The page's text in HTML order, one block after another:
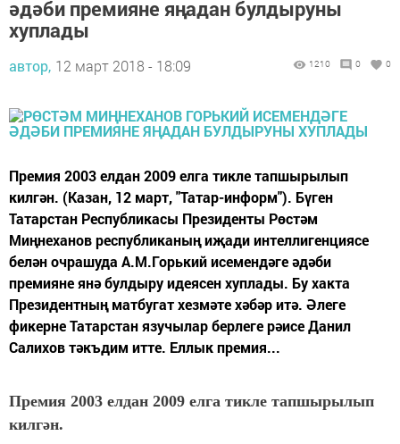
әдәби премияне яңадан булдыруны
хуплады
автор, 12 март 2018 - 18:09 1210 0 0
Премия 2003 елдан 2009 елга тикле тапшырылып
килгән. (Казан, 12 март, "Татар-информ"). Бүген
Татарстан Республикасы Президенты Рөстәм
Миңнеханов республиканың иҗади интеллигенциясе
белән очрашуда А.М.Горький исемендәге әдәби
премияне янә булдыру идеясен хуплады. Бу хакта
Президентның матбугат хезмәте хәбәр итә. Әлеге
фикерне Татарстан язучылар берлеге рәисе Данил
Салихов тәкъдим итте. Еллык премия...
Премия 2003 елдан 2009 елга тикле тапшырылып
килгән.